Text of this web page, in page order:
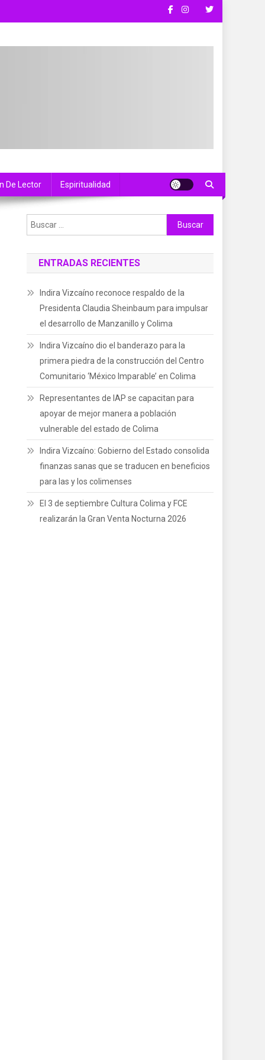
De Lector Espiritualidad
Buscar:
ENTRADAS RECIENTES
Indira Vizcaíno reconoce respaldo de la
Presidenta Claudia Sheinbaum para impulsar
el desarrollo de Manzanillo y Colima
Indira Vizcaíno dio el banderazo para la
primera piedra de la construcción del Centro
Comunitario ‘México Imparable’ en Colima
Representantes de IAP se capacitan para
apoyar de mejor manera a población
vulnerable del estado de Colima
Indira Vizcaíno: Gobierno del Estado consolida
finanzas sanas que se traducen en beneficios
para las y los colimenses
El 3 de septiembre Cultura Colima y FCE
realizarán la Gran Venta Nocturna 2026